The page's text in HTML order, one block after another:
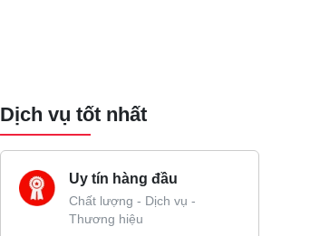
Dịch vụ tốt nhất
Uy tín hàng đầu
Chất lượng - Dịch vụ -
Thương hiệu